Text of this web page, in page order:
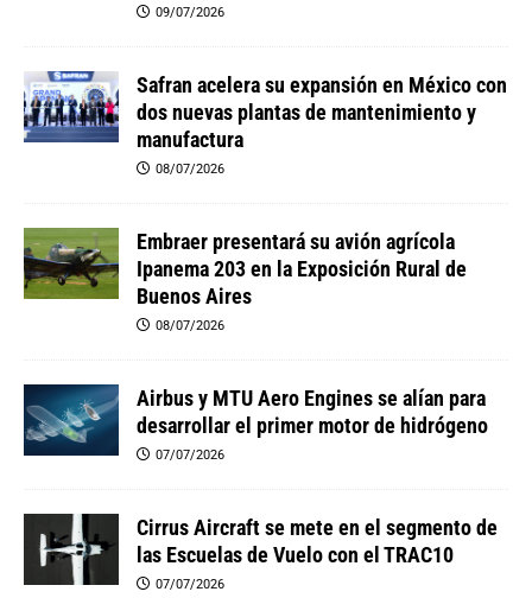
09/07/2026
Safran acelera su expansión en México con
dos nuevas plantas de mantenimiento y
manufactura
08/07/2026
Embraer presentará su avión agrícola
Ipanema 203 en la Exposición Rural de
Buenos Aires
08/07/2026
Airbus y MTU Aero Engines se alían para
desarrollar el primer motor de hidrógeno
07/07/2026
Cirrus Aircraft se mete en el segmento de
las Escuelas de Vuelo con el TRAC10
07/07/2026